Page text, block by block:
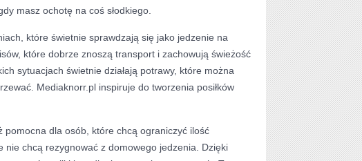
masz ochotę na coś słodkiego.
które świetnie sprawdzają się jako jedzenie na
które dobrze znoszą transport i zachowują świeżość
sytuacjach świetnie działają potrawy, które można
Mediaknorr.pl inspiruje do tworzenia posiłków
pomocna dla osób, które chcą ograniczyć ilość
nie chcą rezygnować z domowego jedzenia. Dzięki